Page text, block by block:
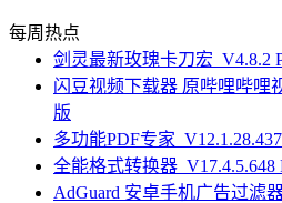
每周热点
剑灵最新玫瑰卡刀宏_V4.8.2
闪豆视频下载器 原哔哩哔哩
版
多功能PDF专家
全能格式转换器_V17.4.5.648
AdGuard 安卓手机广告过滤